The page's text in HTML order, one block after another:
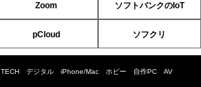
Zoom ソフトバンクのIoT
pCloud ソフクリ
TECH デジタル iPhone/Mac ホビー 自作PC AV